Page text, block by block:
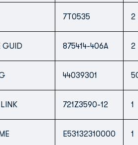
7T0535 2
GUID 875414-406A 2
44039301
721Z3590-12 1
E53132310000 1